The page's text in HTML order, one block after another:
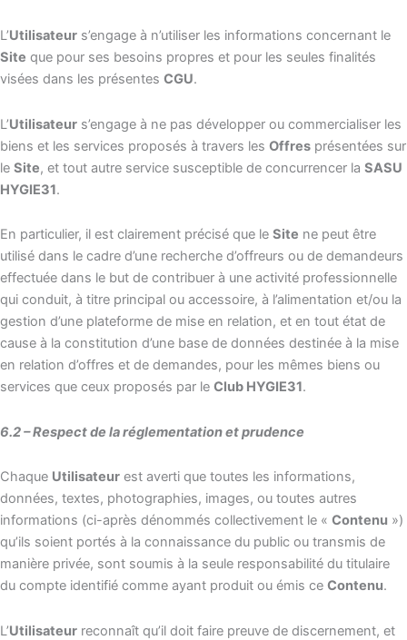
L’Utilisateur s’engage à n’utiliser les informations concernant le
Site que pour ses besoins propres et pour les seules finalités
visées dans les présentes CGU.
L’Utilisateur s’engage à ne pas développer ou commercialiser les
biens et les services proposés à travers les Offres présentées sur
le Site, et tout autre service susceptible de concurrencer la SASU
HYGIE31.
En particulier, il est clairement précisé que le Site ne peut être
utilisé dans le cadre d’une recherche d’offreurs ou de demandeurs
effectuée dans le but de contribuer à une activité professionnelle
qui conduit, à titre principal ou accessoire, à l’alimentation et/ou la
gestion d’une plateforme de mise en relation, et en tout état de
cause à la constitution d’une base de données destinée à la mise
en relation d’offres et de demandes, pour les mêmes biens ou
services que ceux proposés par le Club HYGIE31.
6.2 – Respect de la réglementation et prudence
Chaque Utilisateur est averti que toutes les informations,
données, textes, photographies, images, ou toutes autres
informations (ci-après dénommés collectivement le « Contenu »)
qu’ils soient portés à la connaissance du public ou transmis de
manière privée, sont soumis à la seule responsabilité du titulaire
du compte identifié comme ayant produit ou émis ce Contenu.
L’Utilisateur reconnaît qu’il doit faire preuve de discernement, et